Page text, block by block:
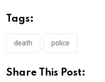
Tags:
death police
Share This Post: